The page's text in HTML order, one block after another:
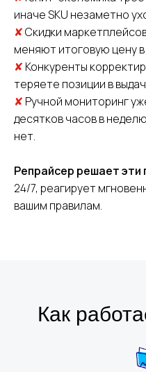
иначе SKU незаметно
✘Скидки
меняют итоговую цену
✘ Конкуренты
теряете позиции в
✘ Ручной мониторинг
десятков часов в
нет.
Репрайсер решает эти
24/7, реагирует
вашим правилам.
Как